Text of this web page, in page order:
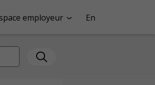
employeur En